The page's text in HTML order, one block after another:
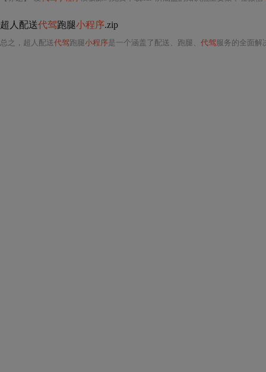
超人配送代驾跑腿小程序.zip
总之，超人配送代驾跑腿小程序是一个涵盖了配送、跑腿、 代驾 服务的全面解决方案